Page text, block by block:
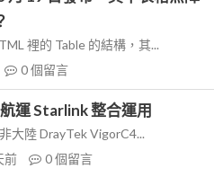
裡的 Table 的結構，其...
0個留言
運 Starlink 整合運用
大陸 DrayTek VigorC4...
前 0個留言